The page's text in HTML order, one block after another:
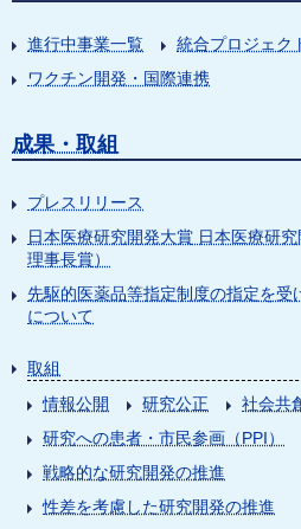
進行中事業一覧
統合プロジェク
ワクチン開発・国際連携
成果・取組
プレスリリース
日本医療研究開発大賞 日本医療研
理事長賞）
先駆的医薬品等指定制度の指定を受
について
取組
情報公開
研究公正
社会共
研究への患者・市民参画（PPI）
戦略的な研究開発の推進
性差を考慮した研究開発の推進